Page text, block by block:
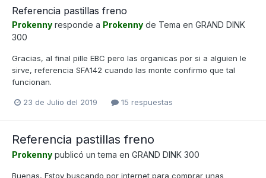
Referencia pastillas freno
Prokenny responde a Prokenny de Tema en GRAND DINK
300
Gracias, al final pille EBC pero las organicas por si a alguien le
sirve, referencia SFA142 cuando las monte confirmo que tal
funcionan.
23 de Julio del 2019 15 respuestas
Referencia pastillas freno
Prokenny publicó un tema en GRAND DINK 300
Buenas, Estoy buscando por internet para comprar unas